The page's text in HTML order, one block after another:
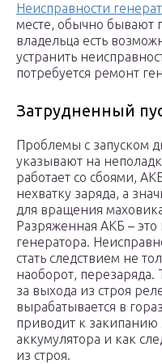
Неисправности
месте, обычно бывают
владельца есть
устранить
потребуется ремонт
Затрудненный
Проблемы с запуском
указывают на
работает со сбоями,
нехватку заряда, а
для вращения
Разряженная АКБ – это
генератора.
стать следствием не
наоборот,
за выхода из строя
вырабатывается в
приводит к закипанию
аккумулятора и как
из строя.